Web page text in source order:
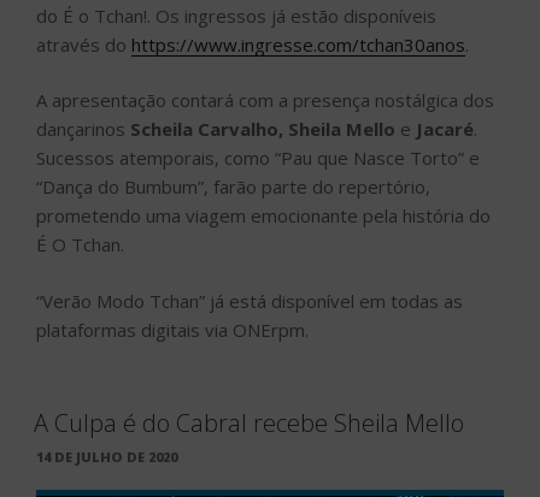
do É o Tchan!. Os ingressos já estão disponíveis
através do https://www.ingresse.com/tchan30anos.
A apresentação contará com a presença nostálgica dos
dançarinos Scheila Carvalho, Sheila Mello e Jacaré.
Sucessos atemporais, como “Pau que Nasce Torto” e
“Dança do Bumbum”, farão parte do repertório,
prometendo uma viagem emocionante pela história do
É O Tchan.
“Verão Modo Tchan” já está disponível em todas as
plataformas digitais via ONErpm.
A Culpa é do Cabral recebe Sheila Mello
PUBLICADO
14 DE JULHO DE 2020